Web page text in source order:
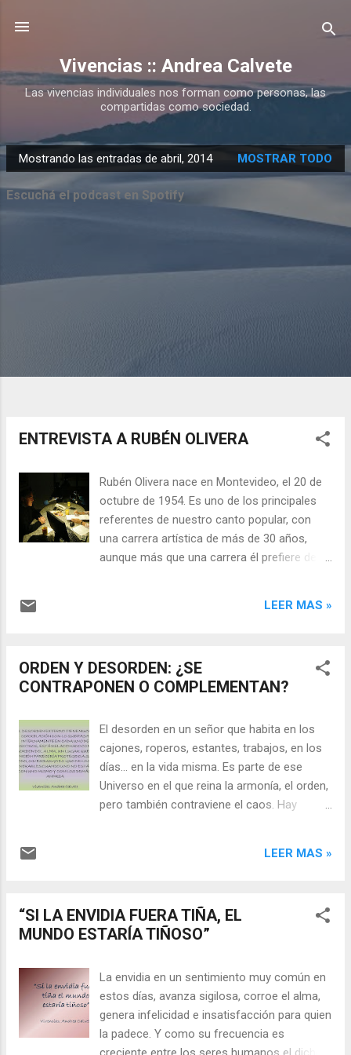
Vivencias :: Andrea Calvete
Las vivencias individuales nos forman como personas, las
compartidas como sociedad.
E
n
Mostrando las entradas de abril, 2014 MOSTRAR TODO
Escuchá el podcast en Spotify
ENTREVISTA A RUBÉN OLIVERA
Rubén Olivera nace en Montevideo, el 20 de
octubre de 1954. Es uno de los principales
referentes de nuestro canto popular, con
una carrera artística de más de 30 años,
aunque más que una carrera él prefiere decir
LEER MAS »
ORDEN Y DESORDEN: ¿SE
CONTRAPONEN O COMPLEMENTAN?
El desorden en un señor que habita en los
cajones, roperos, estantes, trabajos, en los
días… en la vida misma. Es parte de ese
Universo en el que reina la armonía, el orden,
pero también contraviene el caos. Hay
hacen, desde sus tareas domésticas, sus
bohemias hacen caso omiso a los horarios
a rajatabla, al orden en sus comidas o en su
personales, es claro que lo que le da
resultado a una persona para vivir en forma
armónica no es lo mismo para otra,
entonces ese orden personal cada uno lo
hallará en la medida que encuentre una
LEER MAS »
“SI LA ENVIDIA FUERA TIÑA, EL
MUNDO ESTARÍA TIÑOSO”
La envidia en un sentimiento muy común en
estos días, avanza sigilosa, corroe el alma,
genera infelicidad e insatisfacción para quien
la padece. Y como su frecuencia es